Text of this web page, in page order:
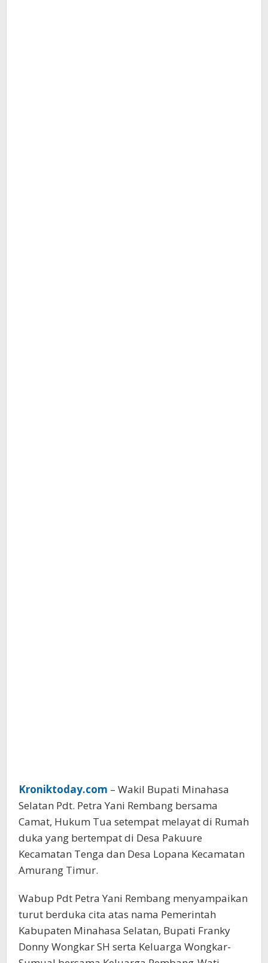
Kroniktoday.com – Wakil Bupati Minahasa
Selatan Pdt. Petra Yani Rembang bersama
Camat, Hukum Tua setempat melayat di Rumah
duka yang bertempat di Desa Pakuure
Kecamatan Tenga dan Desa Lopana Kecamatan
Amurang Timur.
Wabup Pdt Petra Yani Rembang menyampaikan
turut berduka cita atas nama Pemerintah
Kabupaten Minahasa Selatan, Bupati Franky
Donny Wongkar SH serta Keluarga Wongkar-